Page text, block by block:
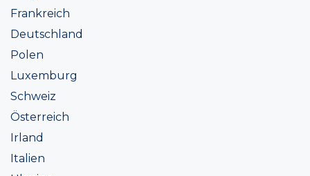
Frankreich
Deutschland
Polen
Luxemburg
Schweiz
Österreich
Irland
Italien